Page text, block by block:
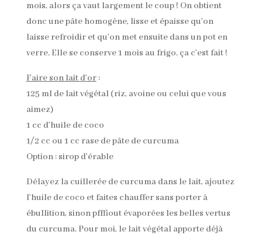
mois, alors ça vaut largement le coup ! On obtient
donc une pâte homogène, lisse et épaisse qu’on
laisse refroidir et qu’on met ensuite dans un pot en
verre. Elle se conserve 1 mois au frigo. ça c’est fait !
Faire son lait d’or:
125 ml de lait végétal (riz, avoine ou celui que vous
aimez)
1 cc d’huile de coco
1/2 cc ou 1 cc rase de pâte de curcuma
Option : sirop d’érable
Délayez la cuillerée de curcuma dans le lait, ajoutez
l’huile de coco et faites chauffer sans porter à
ébullition, sinon pfffiout évaporées les belles vertus
du curcuma. Pour moi, le lait végétal apporte déjà